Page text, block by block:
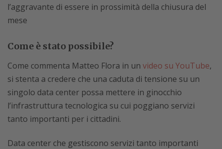
l’aggravante di essere in prossimità della chiusura del
mese
Come è stato possibile?
Come commenta Matteo Flora in un video su YouTube,
si stenta a credere che una caduta di tensione su un
singolo data center possa mettere in ginocchio
l’infrastruttura tecnologica su cui poggiano servizi
tanto importanti per i cittadini.
Data center che gestiscono servizi tanto importanti